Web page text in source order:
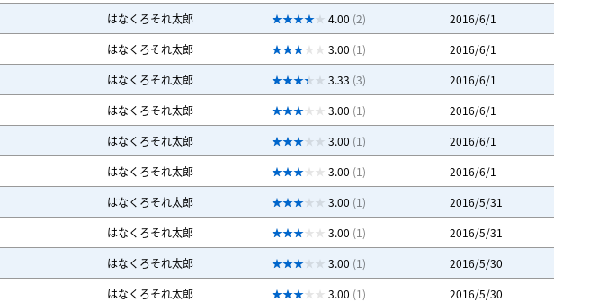
はなくろそれ太郎 4.00 (2)
2016/6/1
はなくろそれ太郎 3.00 (1)
2016/6/1
はなくろそれ太郎 3.33 (3)
2016/6/1
はなくろそれ太郎 3.00 (1)
2016/6/1
はなくろそれ太郎 3.00 (1)
2016/6/1
はなくろそれ太郎 3.00 (1)
2016/6/1
はなくろそれ太郎 3.00 (1)
2016/5/31
はなくろそれ太郎 3.00 (1)
2016/5/31
はなくろそれ太郎 3.00 (1)
2016/5/30
はなくろそれ太郎 3.00 (1)
2016/5/30